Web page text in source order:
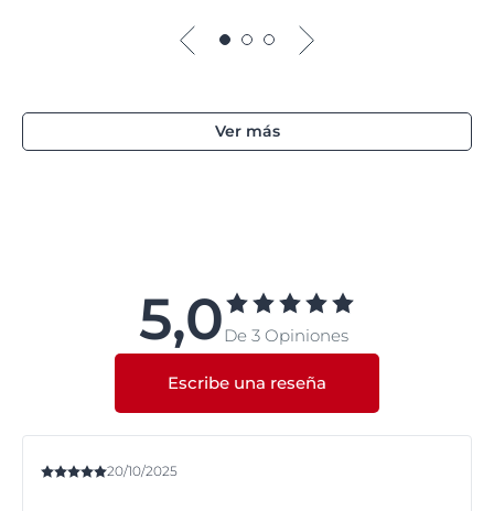
Ver más
5,0De 3 Opiniones
Escribe una reseña
20/10/2025